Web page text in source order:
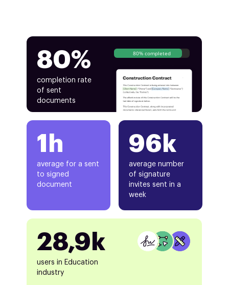
80%
completion rate
of sent
documents
80% completed
1h
average for a sent
to signed
document
96k
average number
of signature
invites sent in a
week
28,9k
users in Education
industry